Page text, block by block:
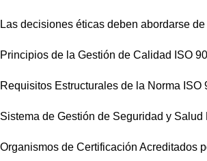
Las decisiones éticas deben abordarse
Principios de la Gestión de Calidad ISO
Requisitos Estructurales de la Norma ISO
Sistema de Gestión de Seguridad y
Organismos de Certificación Acreditados